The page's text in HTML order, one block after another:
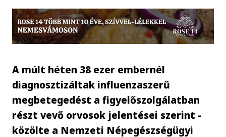
A múlt héten 38 ezer embernél
diagnosztizáltak influenzaszerű
megbetegedést a figyelőszolgálatban
részt vevő orvosok jelentései szerint -
közölte a Nemzeti Népegészségügyi